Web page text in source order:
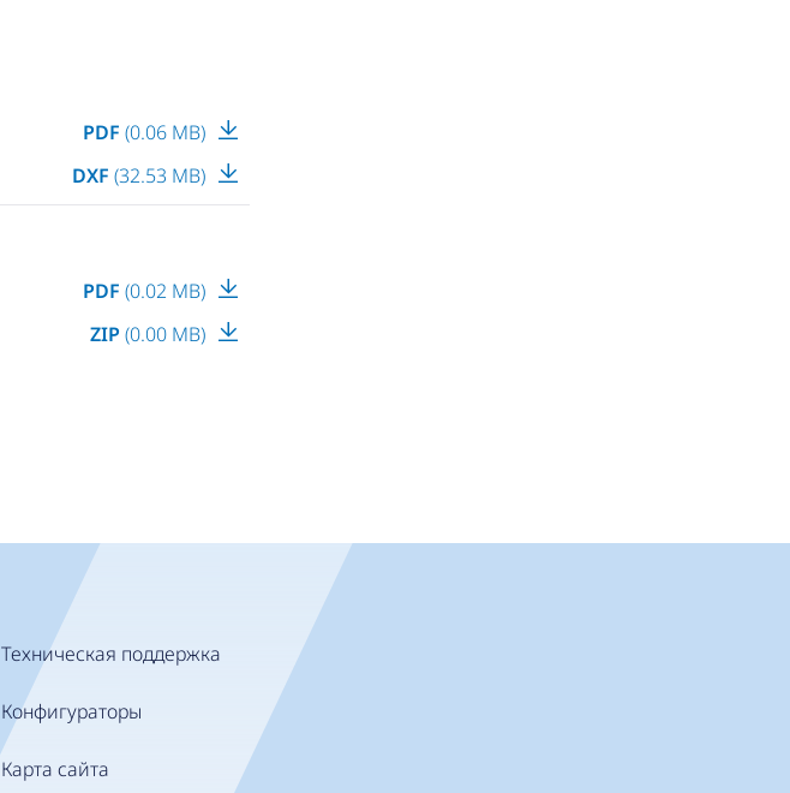
PDF (0.06 MB)
DXF (32.53 MB)
PDF (0.02 MB)
ZIP (0.00 MB)
Техническая поддержка
Конфигураторы
Карта сайта